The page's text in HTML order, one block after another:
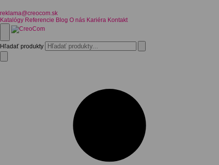
reklama@creocom.sk
Katalógy Referencie Blog O nás Kariéra Kontakt
Hľadať produkty